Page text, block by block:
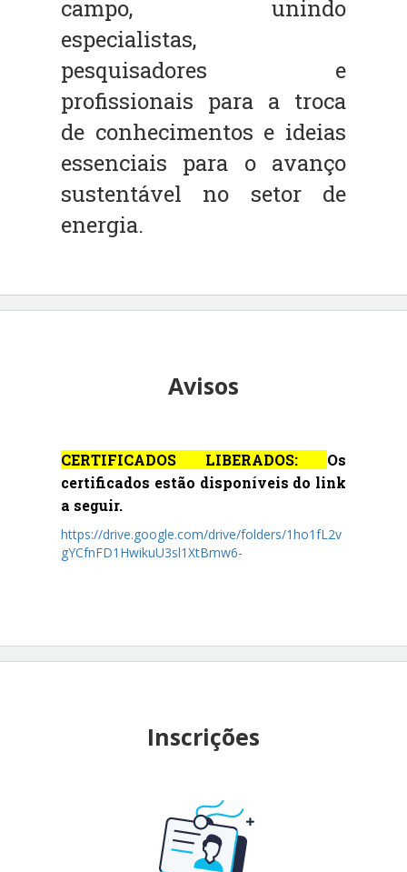
campo, unindo
especialistas,
pesquisadores e
profissionais para a troca
de conhecimentos e ideias
essenciais para o avanço
sustentável no setor de
energia.
Avisos
CERTIFICADOS LIBERADOS: Os
certificados estão disponíveis do link
a seguir.
https://drive.google.com/drive/folders/1ho1fL2v
gYCfnFD1HwikuU3sl1XtBmw6-
Inscrições